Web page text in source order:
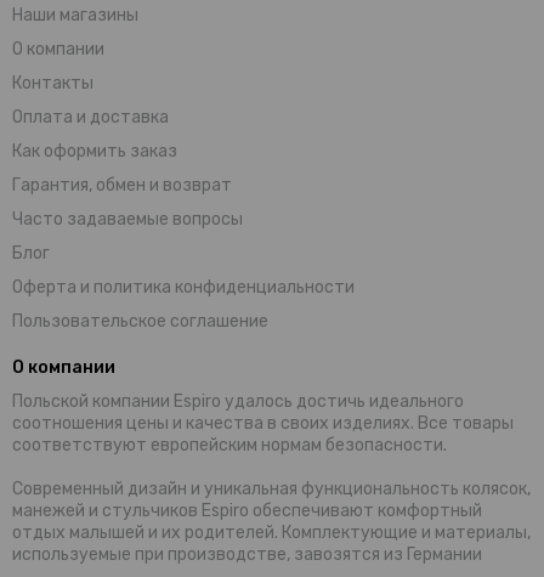
Наши магазины
О компании
Контакты
Оплата и доставка
Как оформить заказ
Гарантия, обмен и возврат
Часто задаваемые вопросы
Блог
Оферта и политика конфиденциальности
Пользовательское соглашение
О компании
Польской компании Espiro удалось достичь идеального
соотношения цены и качества в своих изделиях. Все товары
соответствуют европейским нормам безопасности.
Современный дизайн и уникальная функциональность колясок,
манежей и стульчиков Espiro обеспечивают комфортный
отдых малышей и их родителей. Комплектующие и материалы,
используемые при производстве, завозятся из Германии